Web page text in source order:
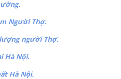
Người Thợ.
người Thợ.
Hà Nội.
Hà Nội.